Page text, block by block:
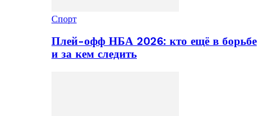
Спорт
Плей-офф НБА 2026: кто ещё в борьбе
и за кем следить